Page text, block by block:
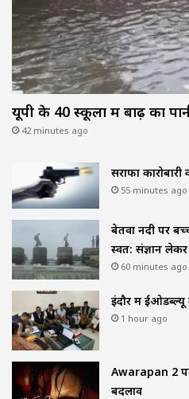
यूपी के 40 स्कूलों में बाढ़ का
42 minutes ago
सराफा
55 minutes ago
बेतवा नदी पर
स्वत: संज्ञान
60 minutes ago
इंदौर में ईओडब्ल्यू
1 hour ago
Awarapan 2
बदलाव